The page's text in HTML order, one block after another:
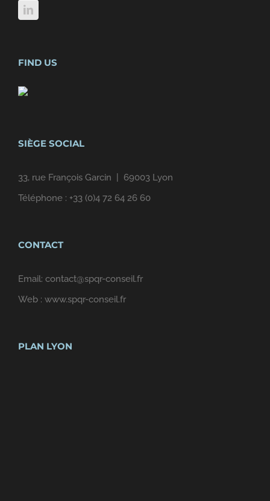
FIND US
SIÈGE SOCIAL
33, rue François Garcin | 69003 Lyon
Téléphone : +33 (0)4 72 64 26 60
CONTACT
Email: contact@spqr-conseil.fr
Web : www.spqr-conseil.fr
PLAN LYON